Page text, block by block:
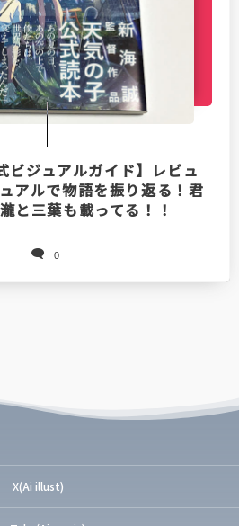
ビジュアルガイド】レビュ
アルで物語を振り返る！君
と三葉も載ってる！！
0
X(Ai illust)